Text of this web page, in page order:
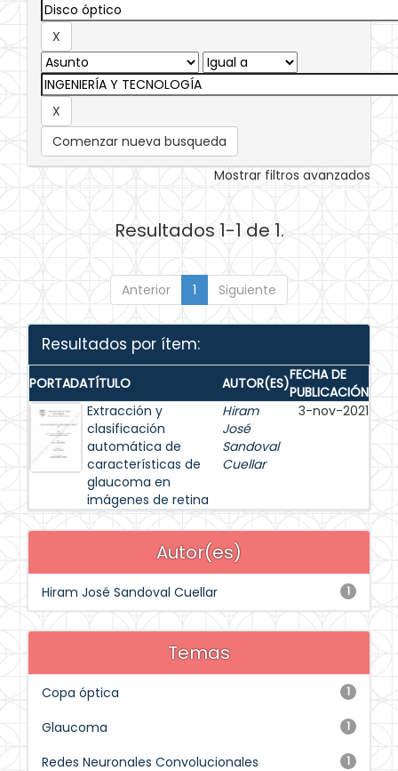
Comenzar nueva busqueda
Mostrar filtros avanzados
Resultados 1-1 de 1.
Anterior 1 Siguiente
Resultados por ítem:
PORTADATÍTULO AUTOR(ES)FECHA DE
PUBLICACIÓN
Extracción y
clasificación
automática de
características de
glaucoma en
imágenes de retina
Hiram
José
Sandoval
Cuellar
3-nov-2021
Autor(es)
1
Hiram José Sandoval Cuellar
Temas
1
Copa óptica
1
Glaucoma
1
Redes Neuronales Convolucionales